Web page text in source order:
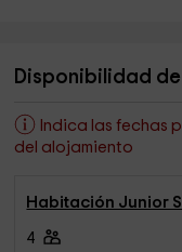
Disponibilidad
Indica las fechas
del alojamiento
Habitación Junior
4